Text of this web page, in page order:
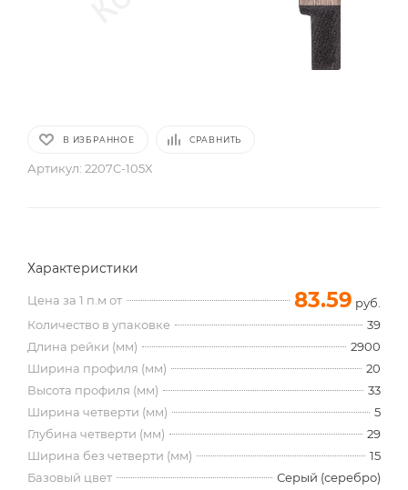
В ИЗБРАННОЕ СРАВНИТЬ
Артикул: 2207C-105X
Характеристики
Цена за 1 п.м от 83.59 руб.
Количество в упаковке
39
Длина рейки (мм)
2900
Ширина профиля (мм)
20
Высота профиля (мм)
33
Ширина четверти (мм)
5
Глубина четверти (мм)
29
Ширина без четверти (мм)
15
Базовый цвет
Серый (серебро)